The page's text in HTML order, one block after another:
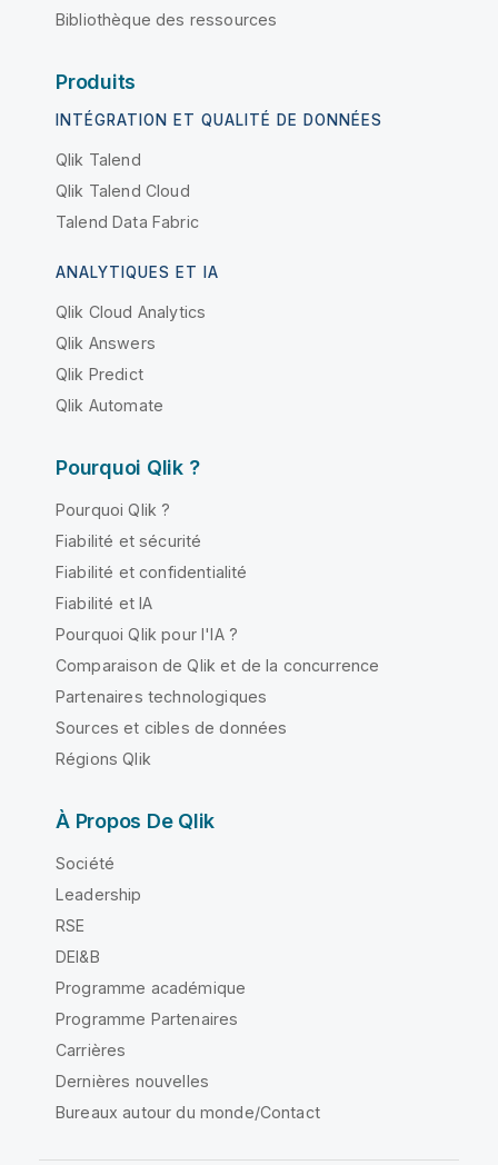
Bibliothèque des ressources
Produits
INTÉGRATION ET QUALITÉ DE DONNÉES
Qlik Talend
Qlik Talend Cloud
Talend Data Fabric
ANALYTIQUES ET IA
Qlik Cloud Analytics
Qlik Answers
Qlik Predict
Qlik Automate
Pourquoi Qlik ?
Pourquoi Qlik ?
Fiabilité et sécurité
Fiabilité et confidentialité
Fiabilité et IA
Pourquoi Qlik pour l'IA ?
Comparaison de Qlik et de la concurrence
Partenaires technologiques
Sources et cibles de données
Régions Qlik
À Propos De Qlik
Société
Leadership
RSE
DEI&B
Programme académique
Programme Partenaires
Carrières
Dernières nouvelles
Bureaux autour du monde/Contact